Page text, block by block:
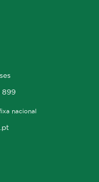
899
nacional